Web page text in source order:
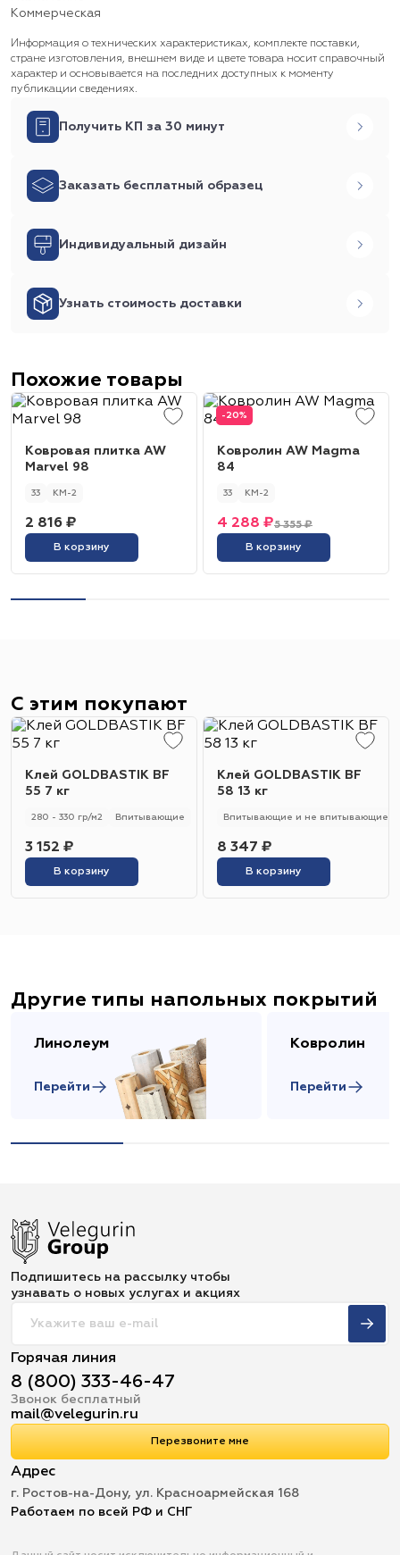
Коммерческая
Информация о технических характеристиках, комплекте поставки,
стране изготовления, внешнем виде и цвете товара носит справочный
характер и основывается на последних доступных к моменту
публикации сведениях.
Получить КП за 30 минут
Заказать бесплатный образец
Индивидуальный дизайн
Узнать стоимость доставки
Похожие товары
Ковровая плитка AW
Marvel 98
33 КМ-2
2 816 ₽
В корзину
-20%
Ковролин AW Magma
84
33 КМ-2
5 355 ₽
4 288 ₽
В корзину
С этим покупают
Клей GOLDBASTIK BF
55 7 кг
280 - 330 гр/м2 Впитывающие
3 152 ₽
В корзину
Клей GOLDBASTIK BF
58 13 кг
Впитывающие и не впитывающие
8 347 ₽
В корзину
Другие типы напольных покрытий
Линолеум
Перейти
Ковролин
Перейти
Подпишитесь на рассылку чтобы
узнавать о новых услугах и акциях
Горячая линия
8 (800) 333-46-47
Звонок бесплатный
mail@velegurin.ru
Перезвоните мне
Адрес
г. Ростов-на-Дону, ул. Красноармейская 168
Работаем по всей РФ и СНГ